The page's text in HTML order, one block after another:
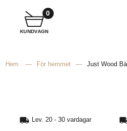
KUNDVAGN
0
Hem — För hemmet — Just Wood
Lev. 20 - 30 vardagar